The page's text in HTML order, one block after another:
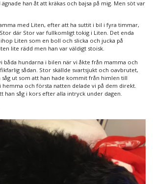
han åt att kräkas och bajsa på mig. Men söt var
med Liten, efter att ha suttit i bil i fyra timmar,
där Stor var fullkomligt tokig i Liten. Det enda
Liten som en boll och slicka och jucka på
lite rädd men han var väldigt stoisk.
båda hundarna i bilen när vi åkte från mamma och
sådan. Stor skällde svartsjukt och oavbrutet,
såg ut som att han hade kommit från himlen till
hemma och första natten delade vi på dem direkt.
han såg i kors efter alla intryck under dagen.